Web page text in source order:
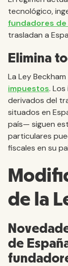
tecnológico,
fundadores
trasladan a
Elimina
La Ley Beckham
impuestos.
derivados del
situados en
país— siguen
particulares
fiscales en su
de la
de